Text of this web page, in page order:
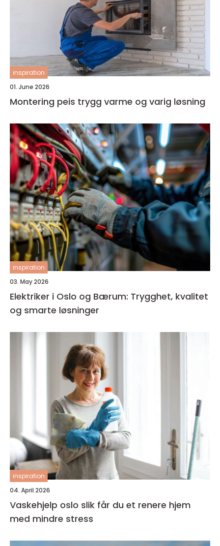
inspiration
01. June 2026
Montering peis trygg varme og varig løsning
inspiration
03. May 2026
Elektriker i Oslo og Bærum: Trygghet, kvalitet
og smarte løsninger
inspiration
04. April 2026
Vaskehjelp oslo slik får du et renere hjem
med mindre stress